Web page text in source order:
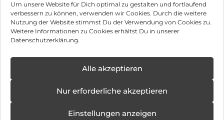
Um unsere Website für Dich optimal zu gestalten und fortlaufend
verbessern zu können, verwenden wir Cookies. Durch die weitere
Nutzung der Website stimmst Du der Verwendung von Cookies zu.
Weitere Informationen zu Cookies erhältst Du in unserer
Datenschutzerklärung.
Alle akzeptieren
Nur erforderliche akzeptieren
Einstellungen anzeigen
Impressum
Hinweis zur Batterieentsorgung